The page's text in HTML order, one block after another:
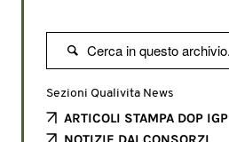

Sezioni Qualivita News
ARTICOLI STAMPA DOP IGP